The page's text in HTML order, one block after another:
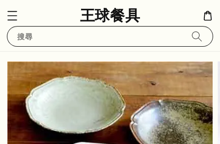
王球餐具
搜尋